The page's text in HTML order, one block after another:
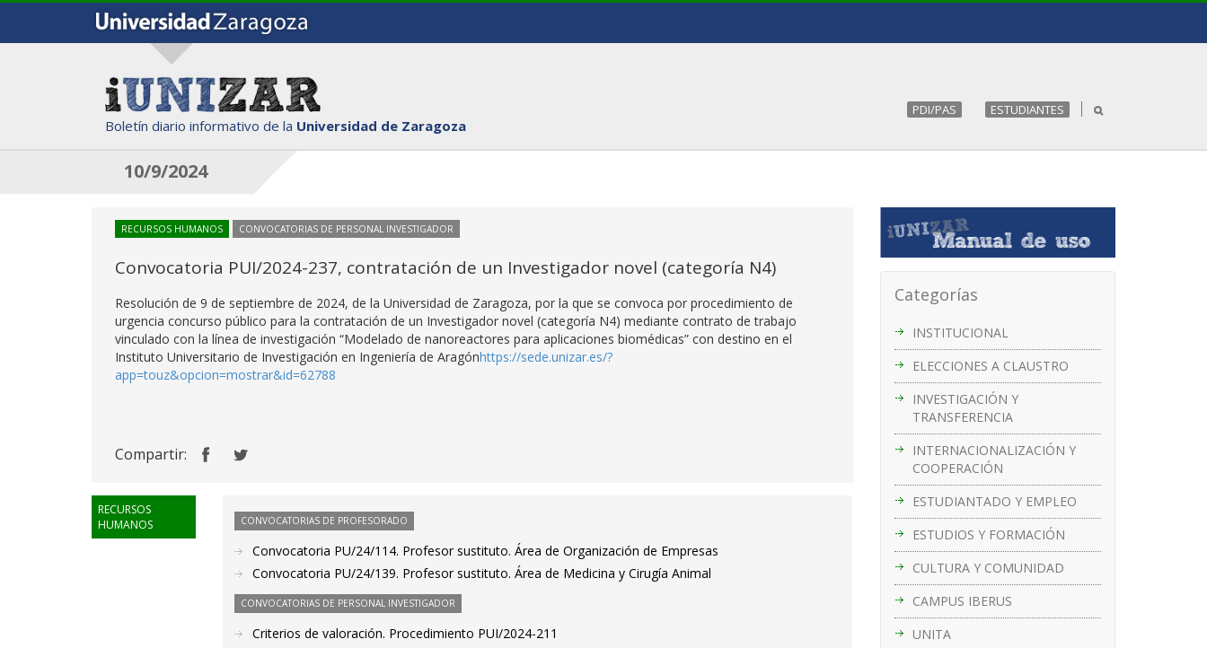
Boletín diario informativo de la Universidad de Zaragoza
PDI/PAS ESTUDIANTES
10/9/2024
Categorías
INSTITUCIONAL
ELECCIONES A CLAUSTRO
INVESTIGACIÓN Y
TRANSFERENCIA
INTERNACIONALIZACIÓN Y
COOPERACIÓN
ESTUDIANTADO Y EMPLEO
ESTUDIOS Y FORMACIÓN
CULTURA Y COMUNIDAD
CAMPUS IBERUS
UNITA
RECURSOS HUMANOS CONVOCATORIAS DE PERSONAL INVESTIGADOR
Convocatoria PUI/2024-237, contratación de un Investigador novel (categoría N4)
Resolución de 9 de septiembre de 2024, de la Universidad de Zaragoza, por la que se convoca por procedimiento de
urgencia concurso público para la contratación de un Investigador novel (categoría N4) mediante contrato de trabajo
vinculado con la línea de investigación “Modelado de nanoreactores para aplicaciones biomédicas” con destino en el
Instituto Universitario de Investigación en Ingeniería de Aragónhttps://sede.unizar.es/?
app=touz&opcion=mostrar&id=62788
Compartir:
RECURSOS
HUMANOS
CONVOCATORIAS DE PROFESORADO
Convocatoria PU/24/114. Profesor sustituto. Área de Organización de Empresas
Convocatoria PU/24/139. Profesor sustituto. Área de Medicina y Cirugía Animal
CONVOCATORIAS DE PERSONAL INVESTIGADOR
Criterios de valoración. Procedimiento PUI/2024-211